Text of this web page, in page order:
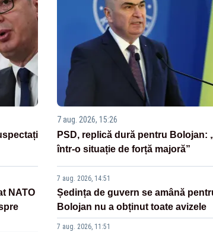
NATO
7 aug. 2026, 15:26
PSD, replică dură pentru Bolojan:
într-o situație de forță majoră”
7 aug. 2026, 14:51
Ședința de guvern se amână
Bolojan nu a obținut toate avizele
7 aug. 2026, 11:51